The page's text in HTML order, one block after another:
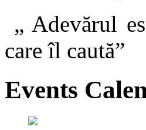
„ Adevărul
care îl
Events